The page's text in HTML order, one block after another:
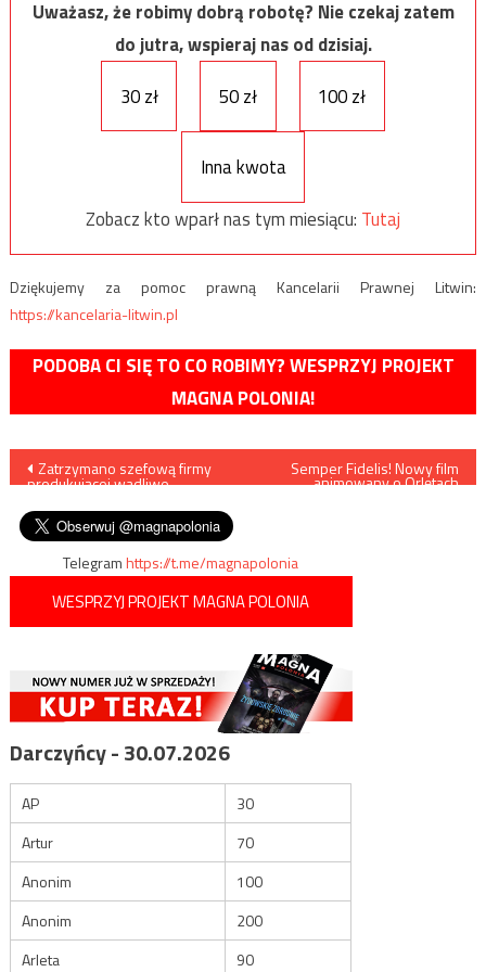
Uważasz, że robimy dobrą robotę? Nie czekaj zatem
do jutra, wspieraj nas od dzisiaj.
30 zł
50 zł 100 zł
Inna kwota
Zobacz kto wparł nas tym miesiącu: Tutaj
Dziękujemy za pomoc prawną Kancelarii Prawnej Litwin:
https://kancelaria-litwin.pl
PODOBA CI SIĘ TO CO ROBIMY? WESPRZYJ PROJEKT
MAGNA POLONIA!
Nawigacja
wpisu
Zatrzymano szefową firmy
produkującej wadliwe
Semper Fidelis! Nowy film
animowany o Orlętach
Telegramhttps://t.me/magnapolonia
WESPRZYJ PROJEKT MAGNA POLONIA
Darczyńcy - 30.07.2026
AP
30
Artur
70
Anonim
100
Anonim
200
Arleta
90